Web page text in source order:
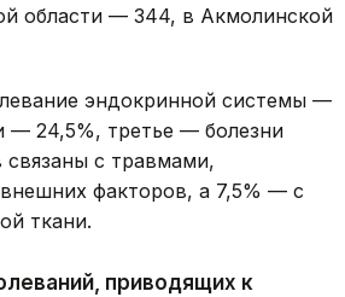
области — 344, в Акмолинской
эндокринной системы —
— 24,5%, третье — болезни
с травмами,
факторов, а 7,5% — с
ткани.
приводящих к